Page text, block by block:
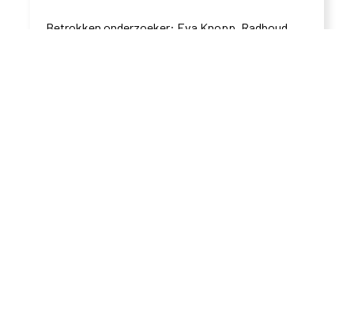
Betrokken onderzoeker: Eva Knopp, Radboud